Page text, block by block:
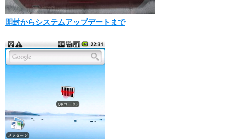
開封からシステムアップデートまで